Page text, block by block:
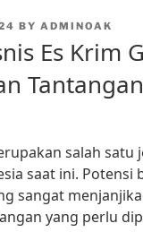
BY ADMINOAK
Es Krim
Tantangan
salah satu
saat ini. Potensi
sangat
yang perlu